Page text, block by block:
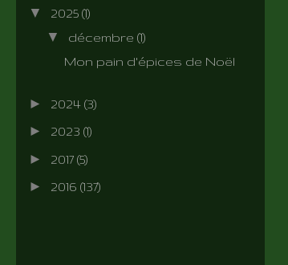
▼ 2025 (1)
▼ décembre (1)
Mon pain d'épices de Noël
► 2024 (3)
► 2023 (1)
► 2017 (5)
► 2016 (137)